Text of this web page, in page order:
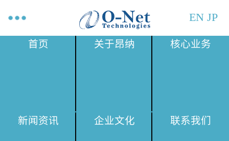
EN JP
首页 关于昂纳 核心业务
新闻资讯 企业文化 联系我们